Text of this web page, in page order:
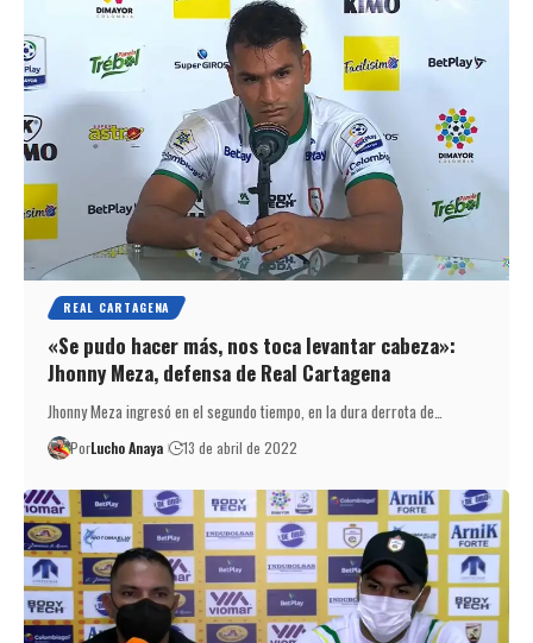
REAL CARTAGENA
«Se pudo hacer más, nos toca levantar cabeza»:
Jhonny Meza, defensa de Real Cartagena
Jhonny Meza ingresó en el segundo tiempo, en la dura derrota de…
PorLucho Anaya 13 de abril de 2022